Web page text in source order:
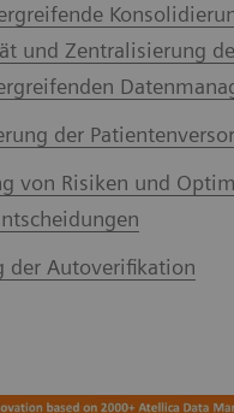
und Zentralisierung
der
von Risiken und
der Autoverifikation